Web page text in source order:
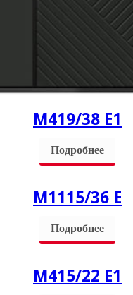
M419/38 Е1
Подробнее
М1115/36 Е
Подробнее
М415/22 Е1